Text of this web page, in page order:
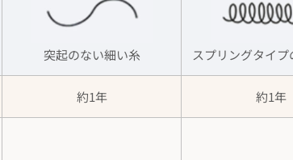
突起のない細い糸
スプリングタイ
約1年 約1年